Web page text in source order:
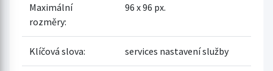
Maximální
rozměry:
96 x 96 px.
Klíčová slova: services nastavení služby